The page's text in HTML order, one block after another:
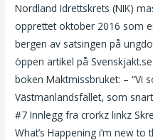
Nordland Idrettskrets (NIK)
opprettet oktober 2016 som
bergen av satsingen på
öppen artikel på
boken Maktmissbruket: – “Vi
Västmanlandsfallet, som
#7 Innlegg fra crorkz linkz
What’s Happening i’m new